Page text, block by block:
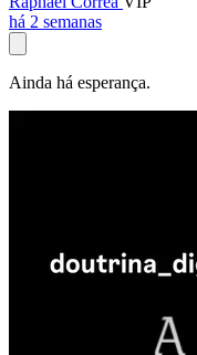
há 2 semanas
Ainda há esperança.